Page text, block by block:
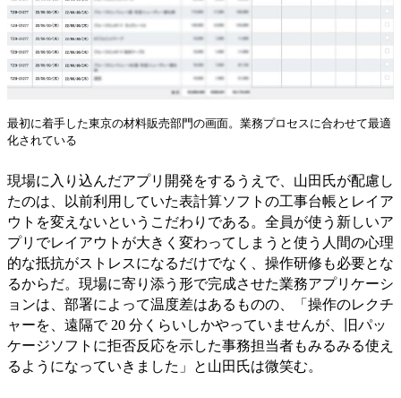
最初に着手した東京の材料販売部門の画面。業務プロセスに合わせて最適
化されている
現場に入り込んだアプリ開発をするうえで、山田氏が配慮し
たのは、以前利用していた表計算ソフトの工事台帳とレイア
ウトを変えないというこだわりである。全員が使う新しいア
プリでレイアウトが大きく変わってしまうと使う人間の心理
的な抵抗がストレスになるだけでなく、操作研修も必要とな
るからだ。現場に寄り添う形で完成させた業務アプリケーシ
ョンは、部署によって温度差はあるものの、「操作のレクチ
ャーを、遠隔で 20 分くらいしかやっていませんが、旧パッ
ケージソフトに拒否反応を示した事務担当者もみるみる使え
るようになっていきました」と山田氏は微笑む。